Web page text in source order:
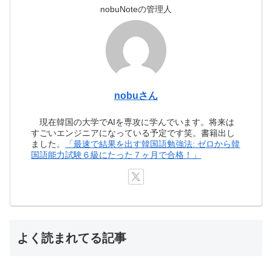
nobuNoteの管理人
nobuさん
現在韓国の大学でAIを専攻に学んでいます。将来は
すごいエンジニアになっている予定です笑。書籍出し
ました。
「最速で結果を出す韓国語勉強法: ゼロから韓
国語能力試験６級にたった７ヶ月で合格！」
よく読まれてる記事